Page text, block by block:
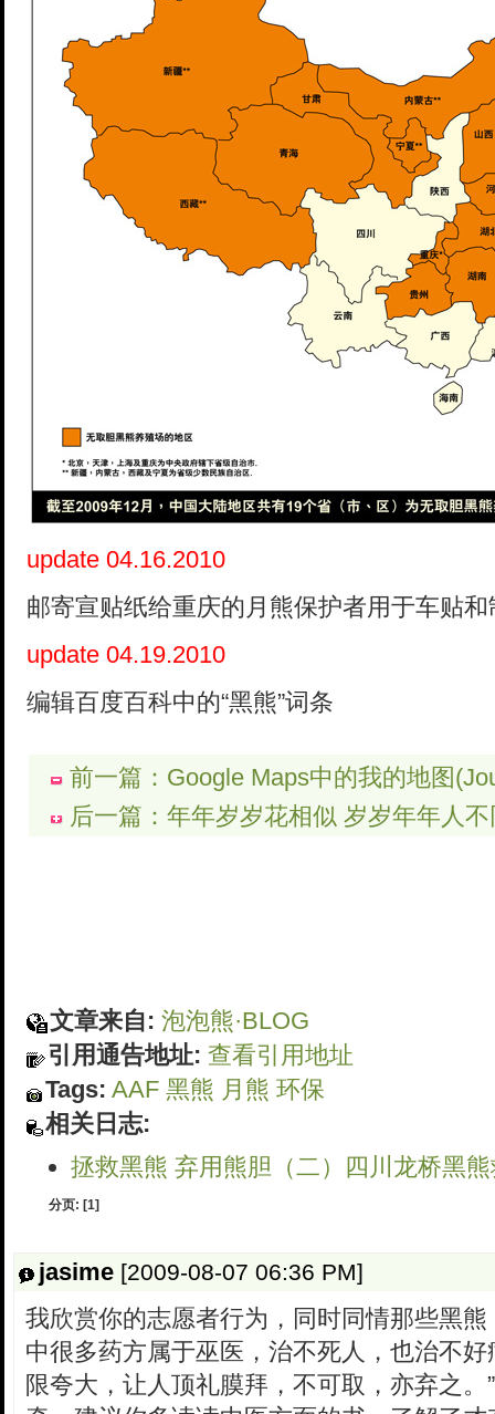
update 04.16.2010
邮寄宣贴纸给重庆的月熊保护者用于车贴
update 04.19.2010
编辑百度百科中的“黑熊”词条
前一篇：Google Maps中的我的地图
后一篇：年年岁岁花相似 岁岁年年人不
文章来自: 泡泡熊·BLOG
引用通告地址: 查看引用地址
Tags: AAF 黑熊 月熊 环保
相关日志:
拯救黑熊 弃用熊胆（二）四川龙桥黑
分页: [1]
jasime [2009-08-07 06:36 PM]
我欣赏你的志愿者行为，同时同情那些黑
中很多药方属于巫医，治不死人，也治不
限夸大，让人顶礼膜拜，不可取，亦弃之